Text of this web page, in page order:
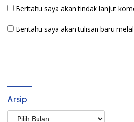
Beritahu saya akan tindak lanjut
Beritahu saya akan tulisan baru
Arsip
Arsip